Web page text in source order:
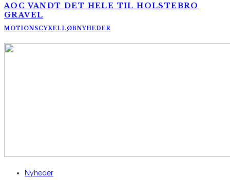
AOC VANDT DET HELE TIL HOLSTEBRO
GRAVEL
MOTIONSCYKELLØBNYHEDER
Nyheder